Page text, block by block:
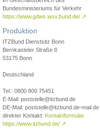
Bundesministeriums für Verkehr
https://www.gdws.wsv.bund.de/ ↗
Produktion
ITZBund Dienstsitz Bonn
Bernkasteler Straße 8
53175 Bonn
Deutschland
Tel.: 0800 800 75451
E-Mail: poststelle@itzbund.de
DE-Mail: poststelle@itzbund.de-
direkter Kontakt: Kontaktformular
https://www.itzbund.de/ ↗